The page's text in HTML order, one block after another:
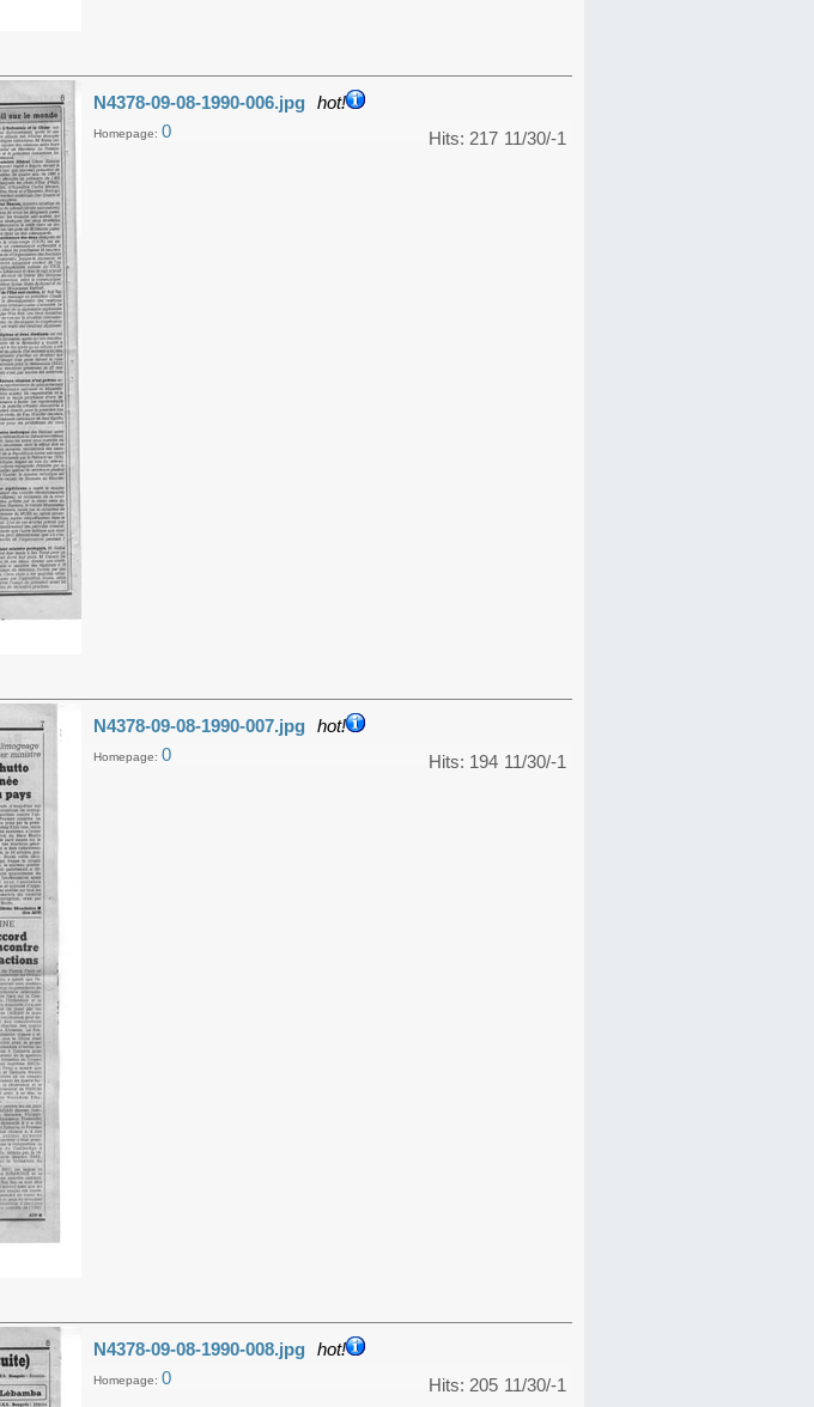
N4378-09-08-1990-006.jpg hot!
11/30/-1
Hits: 217
Homepage: 0
N4378-09-08-1990-007.jpg hot!
11/30/-1
Hits: 194
Homepage: 0
N4378-09-08-1990-008.jpg hot!
11/30/-1
Hits: 205
Homepage: 0